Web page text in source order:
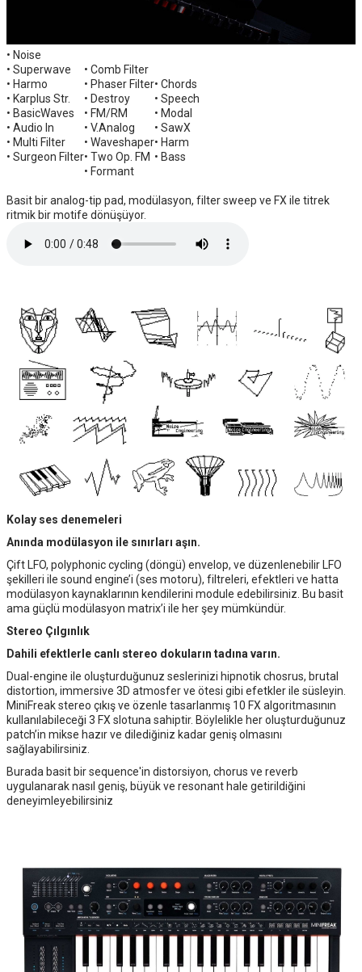
• Noise
• Superwave
• Harmo
• Karplus Str.
• BasicWaves
• Audio In
• Multi Filter
• Surgeon Filter
• Comb Filter
• Phaser Filter
• Destroy
• FM/RM
• V.Analog
• Waveshaper
• Two Op. FM
• Formant
• Chords
• Speech
• Modal
• SawX
• Harm
• Bass
Basit bir analog-tip pad, modülasyon, filter sweep ve FX ile titrek
ritmik bir motife dönüşüyor.
Kolay ses denemeleri
Anında modülasyon ile sınırları aşın.
Çift LFO, polyphonic cycling (döngü) envelop, ve düzenlenebilir LFO
şekilleri ile sound engine’i (ses motoru), filtreleri, efektleri ve hatta
modülasyon kaynaklarının kendilerini module edebilirsiniz. Bu basit
ama güçlü modülasyon matrix’i ile her şey mümkündür.
Stereo Çılgınlık
Dahili efektlerle canlı stereo dokuların tadına varın.
Dual-engine ile oluşturduğunuz seslerinizi hipnotik chosrus, brutal
distortion, immersive 3D atmosfer ve ötesi gibi efetkler ile süsleyin.
MiniFreak stereo çıkış ve özenle tasarlanmış 10 FX algoritmasının
kullanılabileceği 3 FX slotuna sahiptir. Böylelikle her oluşturduğunuz
patch’in mikse hazır ve dilediğiniz kadar geniş olmasını
sağlayabilirsiniz.
Burada basit bir sequence'in distorsiyon, chorus ve reverb
uygulanarak nasıl geniş, büyük ve resonant hale getirildiğini
deneyimleyebilirsiniz